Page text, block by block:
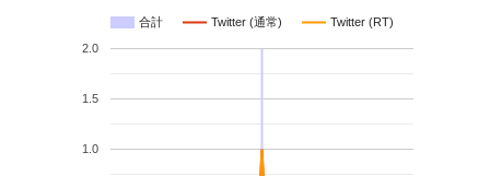
合計 Twitter (通常) Twitter (RT)
1.0
1.5
2.0